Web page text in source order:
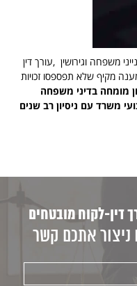
משפחה וגירושין ,עורך דין
מקיף שלא תפספסו זכויות
מומחה בדיני משפחה
משרד עם ניסיון רב שנים
דין-לקוח מובטחים
ניצור אתכם קשר